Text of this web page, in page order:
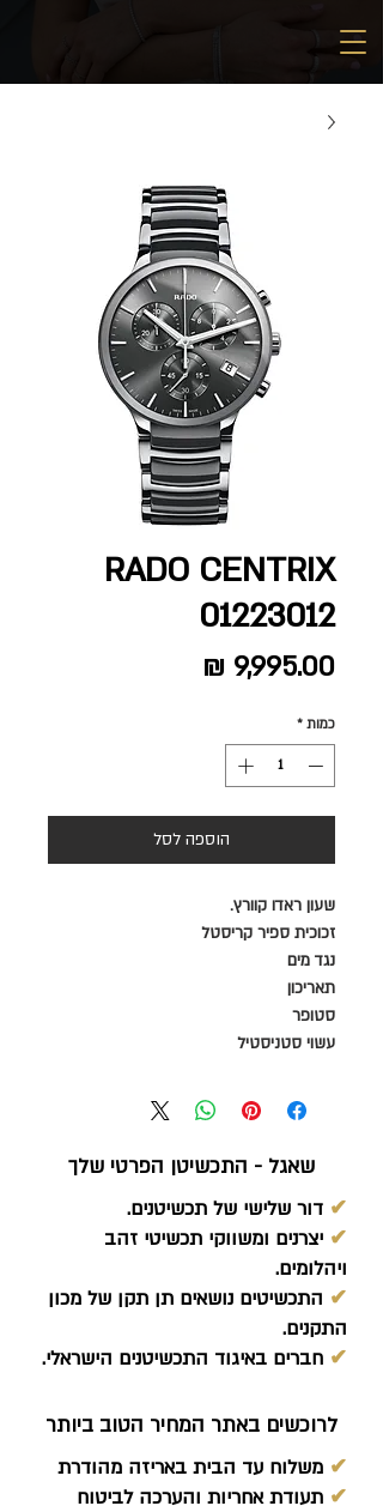
RADO CENTRIX
01223012
כמות *
הוספה לסל
שעון ראדו קוורץ.
זכוכית ספיר קריסטל
נגד מים
תאריכון
סטופר
עשוי סטניסטיל
שאגל - התכשיטן הפרטי שלך
✔ דור שלישי של תכשיטנים.
✔ יצרנים ומשווקי תכשיטי זהב
ויהלומים.
✔ התכשיטים נושאים תן תקן של מכון
התקנים.
✔ חברים באיגוד התכשיטנים הישראלי.
לרוכשים באתר המחיר הטוב ביותר
✔ משלוח עד הבית באריזה מהודרת
✔ תעודת אחריות והערכה לביטוח